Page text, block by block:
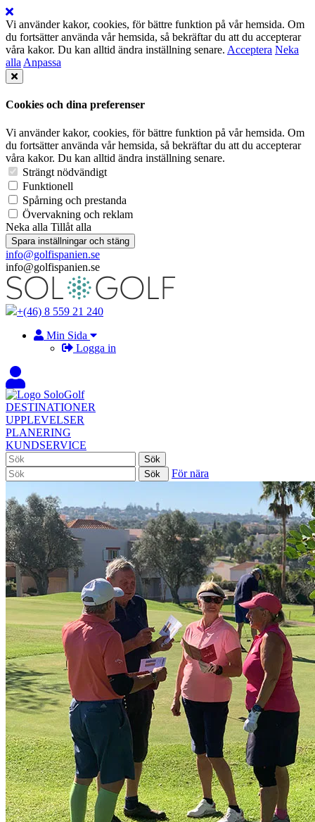
Vi använder kakor, cookies, för bättre funktion på vår hemsida. Om
du fortsätter använda vår hemsida, så bekräftar du att du accepterar
våra kakor. Du kan alltid ändra inställning senare. Acceptera Neka
alla Anpassa
Cookies och dina preferenser
Vi använder kakor, cookies, för bättre funktion på vår hemsida. Om
du fortsätter använda vår hemsida, så bekräftar du att du accepterar
våra kakor. Du kan alltid ändra inställning senare.
Strängt nödvändigt
Funktionell
Spårning och prestanda
Övervakning och reklam
Neka alla Tillåt alla
Spara inställningar och stäng
info@golfispanien.se
info@golfispanien.se
+(46) 8 559 21 240
Min Sida
Logga in
DESTINATIONER
UPPLEVELSER
PLANERING
KUNDSERVICE
För nära